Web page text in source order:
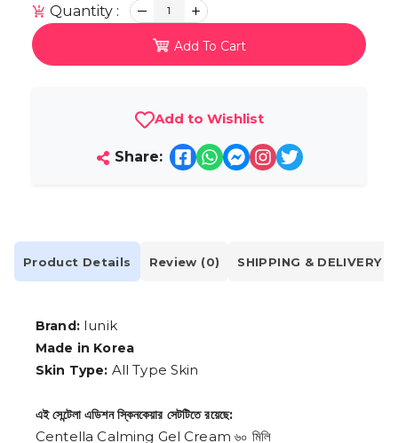
Quantity : 1
Add To Cart
Add to Wishlist
Share:
Product Details Review (0) SHIPPING & DELIVERY
Brand:Iunik
Made in Korea
Skin Type: All Type Skin
এই সেন্টেলা এডিশন স্কিনকেয়ার সেটটিতে রয়েছে:
Centella Calming Gel Cream ৬০ মিলি